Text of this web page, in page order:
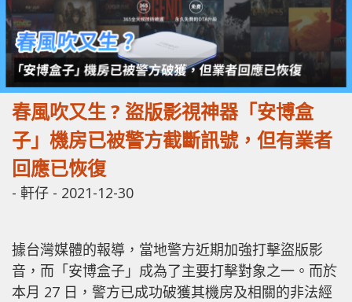
春風吹又生 ? 盜版影視神器「安博盒
子」機房已被警方截斷訊號，但有業者
回應已恢復
- 軒仔 - 2021-12-30
據台灣媒體的報導，當地警方近期加強打擊盜版影
音，而「安博盒子」成為了主要打擊對象之一。而於
本月 27 日，警方已成功破獲其機房及相關的非法經